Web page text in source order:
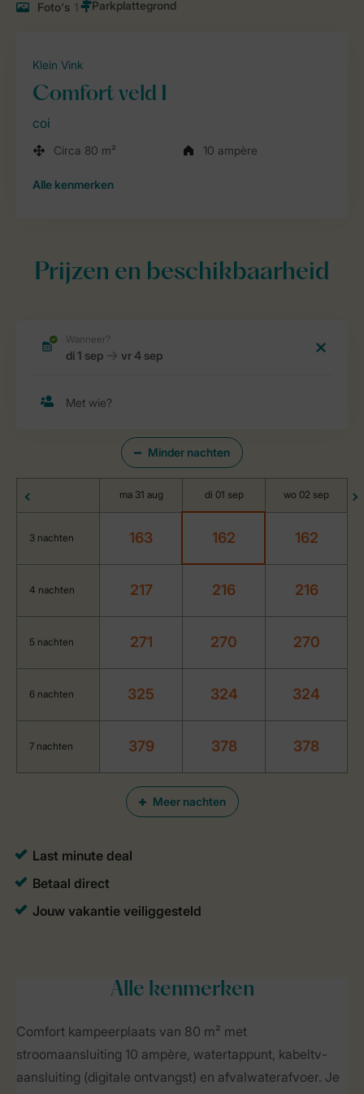
Foto's 1
Klein Vink
Comfort veld I
coi
Circa 80 m² 10 ampère
Alle kenmerken
Prijzen en beschikbaarheid
Minder nachten
Meer nachten
ma 31 aug di 01 sep wo 02 sep
3 nachten 163 162 162
4 nachten 217 216 216
5 nachten 271 270 270
6 nachten 325 324 324
7 nachten 379 378 378
Alle kenmerken
Comfort kampeerplaats van 80 m² met
stroomaansluiting 10 ampère, watertappunt, kabeltv-
aansluiting (digitale ontvangst) en afvalwaterafvoer. Je